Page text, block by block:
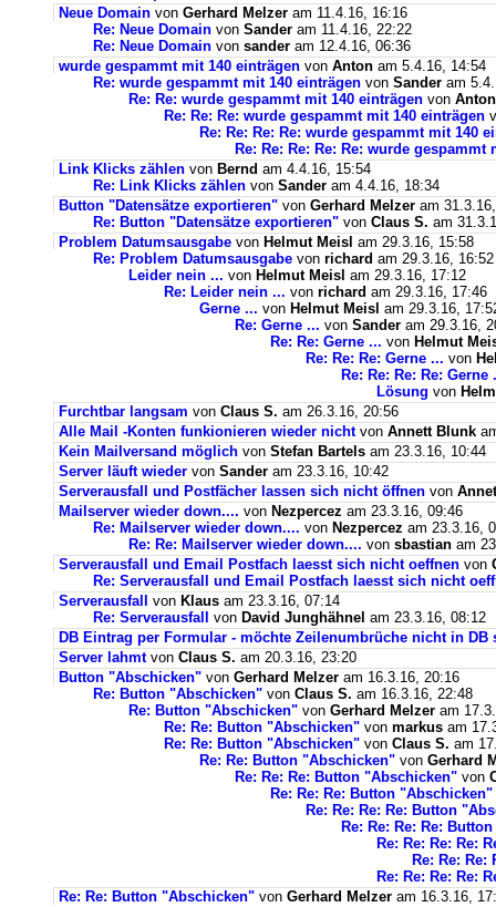
Neue Domain von Gerhard Melzer am 11.4.16, 16:16
Re: Neue Domain von Sander am 11.4.16, 22:22
Re: Neue Domain von sander am 12.4.16, 06:36
wurde gespammt mit 140 einträgen von Anton am 5.4.16, 14:54
Re: wurde gespammt mit 140 einträgen von Sander am
Re: Re: wurde gespammt mit 140 einträgen von Anton
Re: Re: Re: wurde gespammt mit 140 einträgen
Re: Re: Re: Re: wurde gespammt mit 140
Re: Re: Re: Re: Re: wurde gespammt
Link Klicks zählen von Bernd am 4.4.16, 15:54
Re: Link Klicks zählen von Sander am 4.4.16, 18:34
Button "Datensätze exportieren" von Gerhard Melzer am
Re: Button "Datensätze exportieren" von Claus S. am
Problem Datumsausgabe von Helmut Meisl am 29.3.16, 15:58
Re: Problem Datumsausgabe von richard am 29.3.16, 16:52
Leider nein ... von Helmut Meisl am 29.3.16, 17:12
Re: Leider nein ... von richard am 29.3.16, 17:46
Gerne ... von Helmut Meisl am 29.3.16,
Re: Gerne ... von Sander am 29.3.16,
Re: Re: Gerne ... von Helmut
Re: Re: Re: Gerne ... von
Re: Re: Re: Re: Gerne
Lösung von
Furchtbar langsam von Claus S. am 26.3.16, 20:56
Alle Mail -Konten funkionieren wieder nichtvon Annett Blunk
Kein Mailversand möglich von Stefan Bartels am 23.3.16, 10:44
Server läuft wieder von Sander am 23.3.16, 10:42
Serverausfall und Postfächer lassen sich nicht öffnen von
Mailserver wieder down.... von Nezpercez am 23.3.16, 09:46
Re: Mailserver wieder down.... von Nezpercez am 23.3.16,
Re: Re: Mailserver wieder down.... von sbastian am
Serverausfall und Email Postfach laesst sich nicht oeffnen von
Re: Serverausfall und Email Postfach laesst sich nicht
Serverausfall
von Klaus am 23.3.16, 07:14
Re: Serverausfall
von David Junghähnel am 23.3.16, 08:12
DB Eintrag per Formular - möchte Zeilenumbrüche nicht in DB
Server lahmtvon Claus S. am 20.3.16, 23:20
Button "Abschicken" von Gerhard Melzer am 16.3.16, 20:16
Re: Button "Abschicken" von Claus S. am 16.3.16, 22:48
Re: Button "Abschicken" von Gerhard Melzer am
Re: Re: Button "Abschicken" von markus am
Re: Re: Button "Abschicken" von Claus S. am
Re: Re: Button "Abschicken" von Gerhard
Re: Re: Re: Button "Abschicken" von
Re: Re: Re: Button "Abschicken"
Re: Re: Re: Re: Button
Re: Re: Re: Re:
Re: Re: Re: Re:
Re: Re:
Re: Re: Re: Re:
Re: Re: Button "Abschicken" von Gerhard Melzer am 16.3.16,